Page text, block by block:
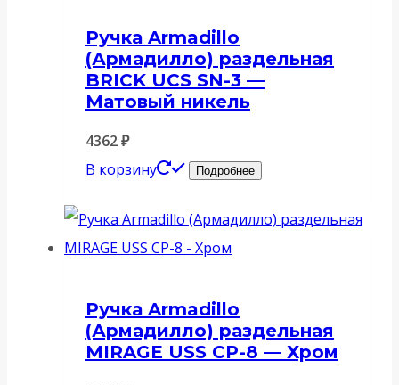
Ручка Armadillo
(Армадилло) раздельная
BRICK UCS SN-3 —
Матовый никель
4362₽
В корзину
Подробнее
Ручка Armadillo
(Армадилло) раздельная
MIRAGE USS CP-8 — Хром